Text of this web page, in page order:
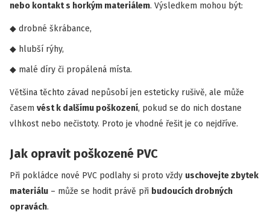
nebo kontakt s horkým materiálem. Výsledkem mohou být:
drobné škrábance,
hlubší rýhy,
malé díry či propálená místa.
Většina těchto závad nepůsobí jen esteticky rušivě, ale může
časem vést k dalšímu poškození, pokud se do nich dostane
vlhkost nebo nečistoty. Proto je vhodné řešit je co nejdříve.
Jak opravit poškozené PVC
Při pokládce nové PVC podlahy si proto vždy uschovejte zbytek
materiálu – může se hodit právě při budoucích drobných
opravách.